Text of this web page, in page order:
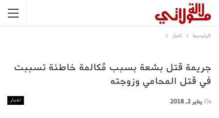
الرئيسية اخبار
جريمة قتل بشعة بسبب مُكالمة خاطئة تسببت
في قتل المحامي وزوجته
اخبار On يناير 2, 2018